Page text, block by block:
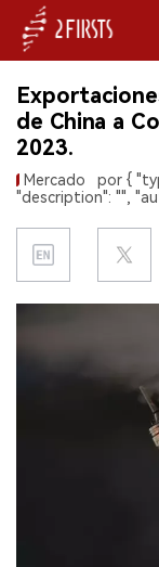
INICIO
EMPRESA
REGULACIÓN
de China a
2023.
Mercado
por {
"description": "",